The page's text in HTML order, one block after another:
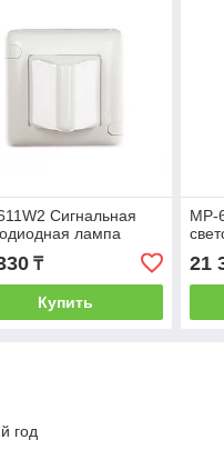
Сигнальная
лампа
₸
Купить
MP-
21
год